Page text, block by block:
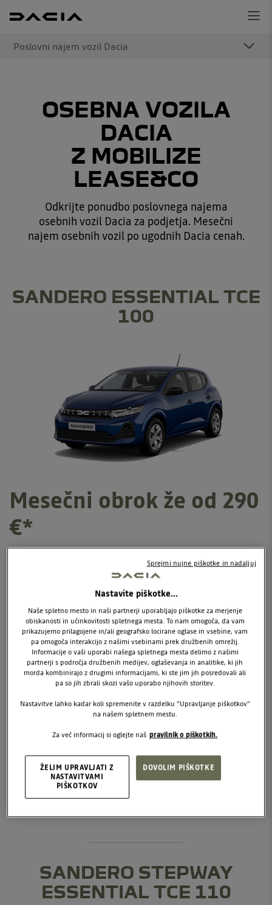
Poslovni najem vozil Dacia
OSEBNA VOZILA
DACIA
Z MOBILIZE
LEASE&CO
Odkrijte ponudbo poslovnega najema
osebnih vozil Dacia za podjetja. Mesečni
najem osebnih vozil po ugodnih Dacia cenah.
SANDERO ESSENTIAL TCE
100
Mesečni obrok že od 290
€*
60.000 km
Mesečni najem vključuje:
- Avtomobilsko zavarovanje
- Redno vzdrževanje
- Komplet zimskih pnevmatik
- Hramba, montaža in centriranje pnevmatik
PODROBNEJE O PONUDBI
SANDERO STEPWAY
ESSENTIAL TCE 110
Nastavite piškotke...
Naše spletno mesto in naši partnerji uporabljajo piškotke za merjenje
obiskanosti in učinkovitosti spletnega mesta. To nam omogoča, da vam
prikazujemo prilagojene in/ali geografsko locirane oglase in vsebine, vam
pa omogoča interakcijo z našimi vsebinami prek družbenih omrežij.
Informacije o vaši uporabi našega spletnega mesta delimo z našimi
partnerji s področja družbenih medijev, oglaševanja in analitike, ki jih
morda kombinirajo z drugimi informacijami, ki ste jim jih posredovali ali
pa so jih zbrali skozi vašo uporabo njihovih storitev.
Nastavitve lahko kadar koli spremenite v razdelku “Upravljanje piškotkov”
na našem spletnem mestu.
Za več informacij si oglejte naš pravilnik o piškotkih.
DOVOLIM PIŠKOTKE
ŽELIM UPRAVLJATI Z
NASTAVITVAMI
PIŠKOTKOV
Sprejmi nujne piškotke in nadaljuj